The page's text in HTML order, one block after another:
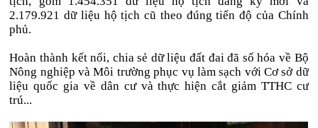
2.179.921 dữ liệu hộ tịch cũ theo đúng tiến độ của Chính
phủ.
Hoàn thành kết nối, chia sẻ dữ liệu đất đai đã số hóa về Bộ
Nông nghiệp và Môi trường phục vụ làm sạch với Cơ sở dữ
liệu quốc gia về dân cư và thực hiện cắt giảm TTHC cư
trú...